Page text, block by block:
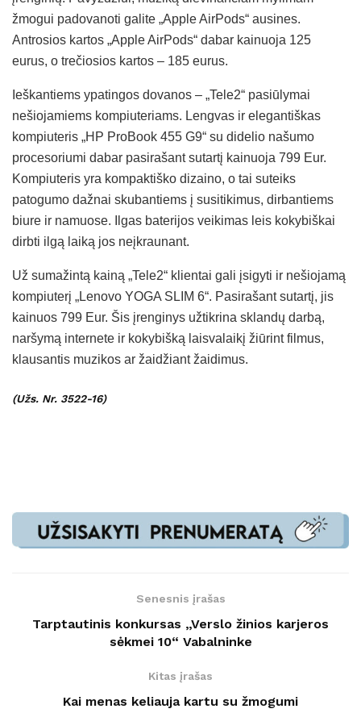
žmogui padovanoti galite „Apple AirPods“ ausines.
Antrosios kartos „Apple AirPods“ dabar kainuoja 125
eurus, o trečiosios kartos – 185 eurus.
Ieškantiems ypatingos dovanos – „Tele2“ pasiūlymai
nešiojamiems kompiuteriams. Lengvas ir elegantiškas
kompiuteris „HP ProBook 455 G9“ su didelio našumo
procesoriumi dabar pasirašant sutartį kainuoja 799 Eur.
Kompiuteris yra kompaktiško dizaino, o tai suteiks
patogumo dažnai skubantiems į susitikimus, dirbantiems
biure ir namuose. Ilgas baterijos veikimas leis kokybiškai
dirbti ilgą laiką jos neįkraunant.
Už sumažintą kainą „Tele2“ klientai gali įsigyti ir nešiojamą
kompiuterį „Lenovo YOGA SLIM 6“. Pasirašant sutartį, jis
kainuos 799 Eur. Šis įrenginys užtikrina sklandų darbą,
naršymą internete ir kokybišką laisvalaikį žiūrint filmus,
klausantis muzikos ar žaidžiant žaidimus.
(Užs. Nr. 3522-16)
Senesnis įrašas
Tarptautinis konkursas „Verslo žinios karjeros
sėkmei 10“ Vabalninke
Kitas įrašas
Kai menas keliauja kartu su žmogumi